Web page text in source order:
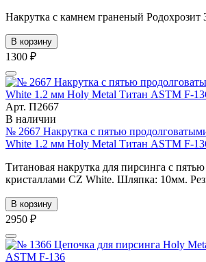
Накрутка с камнем граненый Родохрозит
В корзину
1300 ₽
Арт. П2667
В наличии
№ 2667 Накрутка с пятью
White 1.2 мм Holy Metal Титан ASTM F-
Титановая накрутка для пирсинга с
кристаллами CZ White. Шляпка: 10мм.
В корзину
2950 ₽